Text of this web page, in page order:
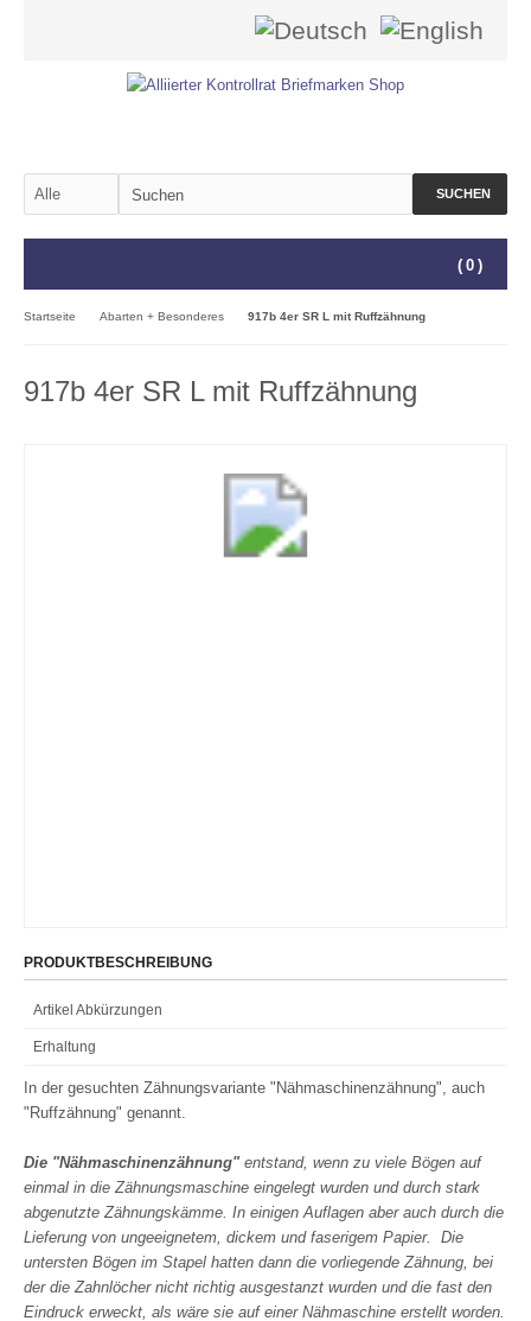
SUCHEN
( 0 )
Startseite Abarten + Besonderes 917b 4er SR L mit Ruffzähnung
917b 4er SR L mit Ruffzähnung
PRODUKTBESCHREIBUNG
Artikel Abkürzungen
Erhaltung
In der gesuchten Zähnungsvariante "Nähmaschinenzähnung", auch
"Ruffzähnung" genannt.
Die "Nähmaschinenzähnung"entstand, wenn zu viele Bögen auf
einmal in die Zähnungsmaschine eingelegt wurden und durch stark
abgenutzte Zähnungskämme. In einigen Auflagen aber auch durch die
Lieferung von ungeeignetem, dickem und faserigem Papier. Die
untersten Bögen im Stapel hatten dann die vorliegende Zähnung, bei
der die Zahnlöcher nicht richtig ausgestanzt wurden und die fast den
Eindruck erweckt, als wäre sie auf einer Nähmaschine erstellt worden.